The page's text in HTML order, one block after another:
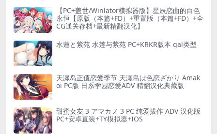
【PC+盖世/Winlator模拟器版】星辰恋曲的白色
永恒【原版（本篇+FD）+重置版（本篇+FD）+全
CG通关存档+最新精翻汉化】
水蓮と紫苑 水莲与紫苑 PC+KRKR版本 gal类型
天濑岛正值恋爱季节 天瀬島は色恋ざかり Amak
oi PC版 日系学园恋爱ADV 精翻汉化典藏版
甜蜜女友 3 アマカノ 3 PC 纯爱拔作 ADV 汉化版
PC+安卓直装+TY模拟器+IOS